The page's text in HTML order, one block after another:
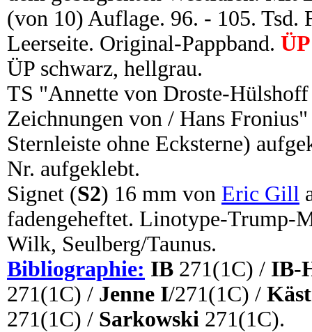
(von 10) Auflage. 96. - 105. Tsd.
Leerseite. Original-Pappband.
ÜP schwarz, hellgrau.
TS "Annette von Droste-
Zeichnungen von / Hans
Sternleiste ohne Ecksterne)
Nr. aufgeklebt.
Signet (S2) 16 mm von Eric Gill
fadengeheftet. Linotype-Trump-
Wilk, Seulberg/Taunus.
Bibliographie: IB 271(1C) / IB-
271(1C) / Jenne I/271(1C) /
271(1C) / Sarkowski 271(1C).